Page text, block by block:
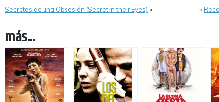
Secretos de una Obsesión (Secret in their Eyes) » «
más...